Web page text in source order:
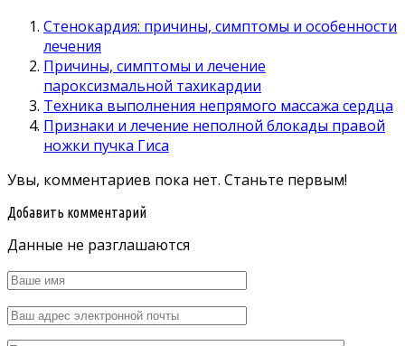
Стенокардия: причины, симптомы и особенности
лечения
Причины, симптомы и лечение
пароксизмальной тахикардии
Техника выполнения непрямого массажа сердца
Признаки и лечение неполной блокады правой
ножки пучка Гиса
Увы, комментариев пока нет. Станьте первым!
Добавить комментарий
Данные не разглашаются